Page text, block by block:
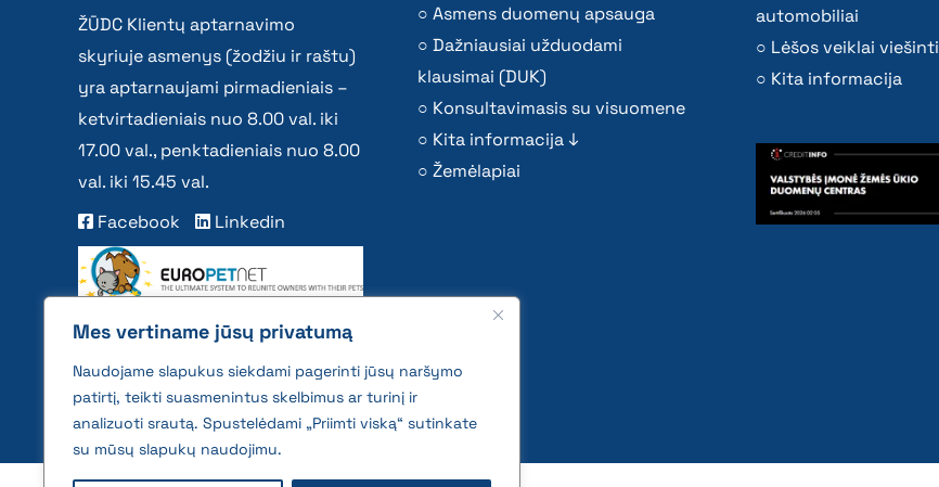
Mes vertiname jūsų privatumą
Naudojame slapukus siekdami pagerinti jūsų naršymo
patirtį, teikti suasmenintus skelbimus ar turinį ir
analizuoti srautą. Spustelėdami „Priimti viską“ sutinkate
su mūsų slapukų naudojimu.
ŽŪDC Klientų aptarnavimo
skyriuje asmenys (žodžiu ir raštu)
yra aptarnaujami pirmadieniais –
ketvirtadieniais nuo 8.00 val. iki
17.00 val., penktadieniais nuo 8.00
val. iki 15.45 val.
Facebook
Linkedin
Asmens duomenų apsauga
Dažniausiai užduodami
klausimai (DUK)
Konsultavimasis su visuomene
Kita informacija ↓
Žemėlapiai
automobiliai
Lėšos veiklai viešinti
Kita informacija